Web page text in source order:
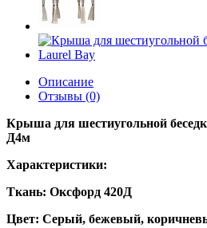
Описание
Отзывы (0)
Крыша для шестиугольной
Д4м
Характеристики:
Ткань: Оксфорд 420Д
Цвет: Серый, бежевый,